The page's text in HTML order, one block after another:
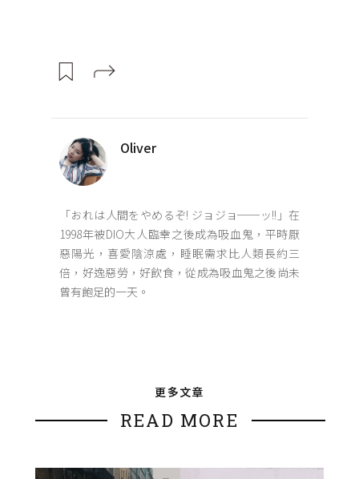
Oliver
「おれは人間をやめるぞ! ジョジョ──ッ!!」在
1998年被DIO大人臨幸之後成為吸血鬼，平時厭
惡陽光，喜愛陰涼處，睡眠需求比人類長約三
倍，好逸惡勞，好飲食，從成為吸血鬼之後尚未
曾有飽足的一天。
更多文章
READ MORE